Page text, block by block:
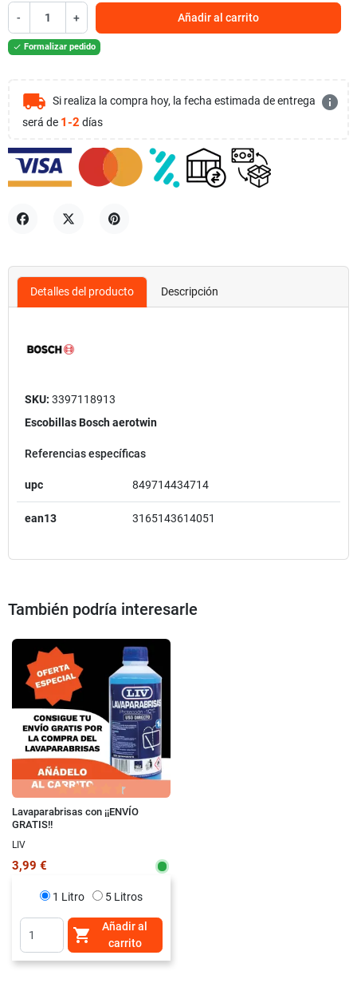
- + Añadir al carrito
 Formalizar pedido
local_shipping Si realiza la compra hoy, la fecha estimada de entrega
será de 1-2 días
info
Detalles del producto Descripción
SKU: 3397118913
Escobillas Bosch aerotwin
Referencias específicas
upc 849714434714
ean13 3165143614051
También podría interesarle
Lavaparabrisas con ¡¡ENVÍO
GRATIS!!
LIV
3,99 €
1 Litro 5 Litros

Añadir al
carrito